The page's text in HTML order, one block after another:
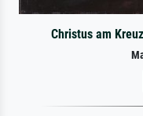
Christus am